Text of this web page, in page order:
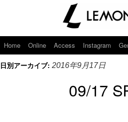
Home Online Access Instagram
日別アーカイブ: 2016年9月17日
09/17